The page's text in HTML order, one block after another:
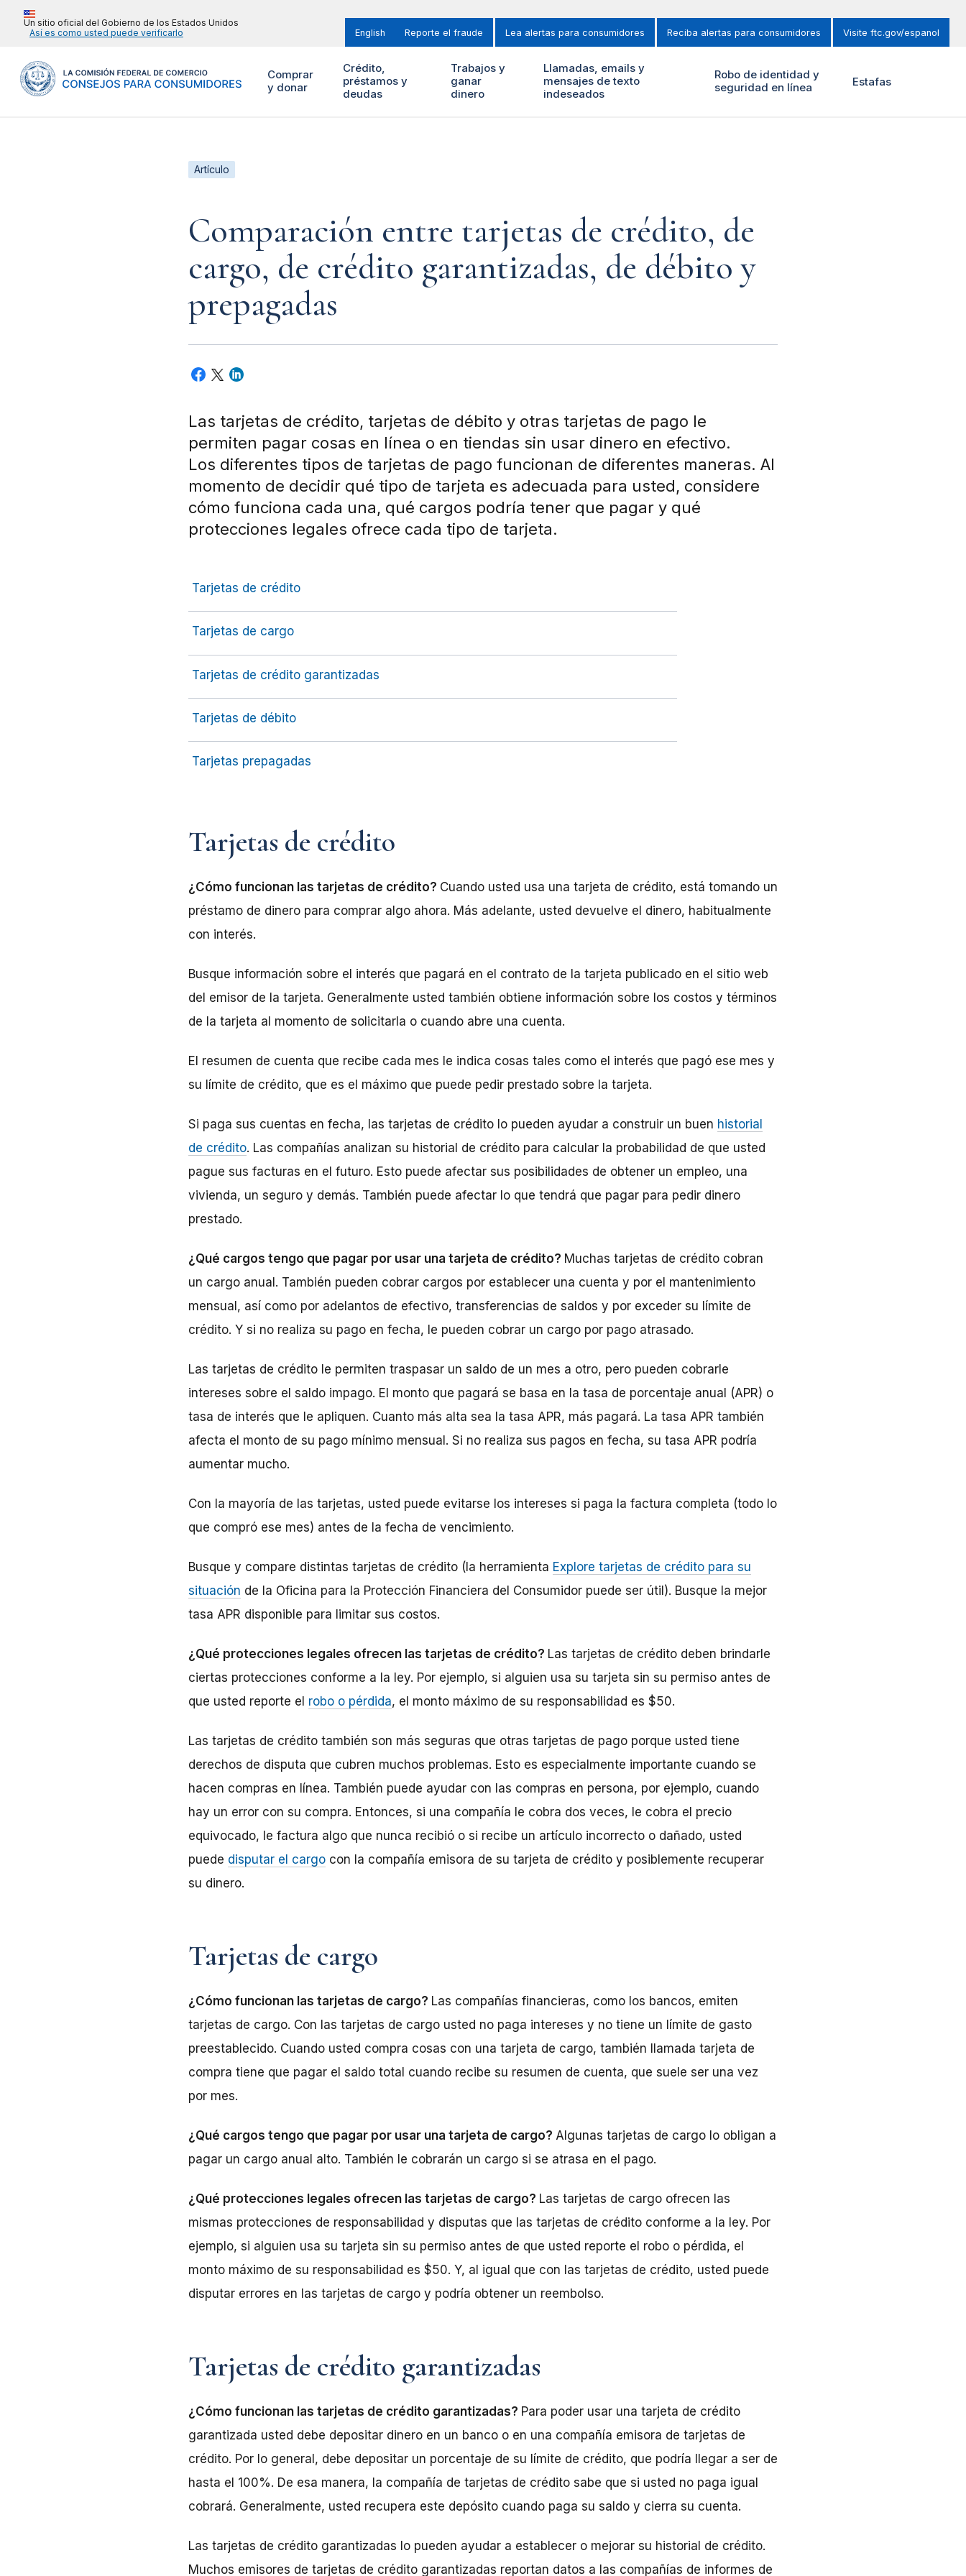
Un sitio oficial del Gobierno de los Estados Unidos
Así es como usted puede verificarlo
English Reporte el fraude Lea alertas para consumidores Reciba alertas para consumidores Visite ftc.gov/espanol
Comprar
y donar
Crédito,
préstamos y
deudas
Trabajos y
ganar
dinero
Llamadas, emails y
mensajes de texto
indeseados
Robo de identidad y
seguridad en línea
Estafas
Artículo
Comparación entre tarjetas de crédito, de
cargo, de crédito garantizadas, de débito y
prepagadas
Las tarjetas de crédito, tarjetas de débito y otras tarjetas de pago le
permiten pagar cosas en línea o en tiendas sin usar dinero en efectivo.
Los diferentes tipos de tarjetas de pago funcionan de diferentes maneras. Al
momento de decidir qué tipo de tarjeta es adecuada para usted, considere
cómo funciona cada una, qué cargos podría tener que pagar y qué
protecciones legales ofrece cada tipo de tarjeta.
Tarjetas de crédito
Tarjetas de cargo
Tarjetas de crédito garantizadas
Tarjetas de débito
Tarjetas prepagadas
Tarjetas de crédito
¿Cómo funcionan las tarjetas de crédito? Cuando usted usa una tarjeta de crédito, está tomando un
préstamo de dinero para comprar algo ahora. Más adelante, usted devuelve el dinero, habitualmente
con interés.
Busque información sobre el interés que pagará en el contrato de la tarjeta publicado en el sitio web
del emisor de la tarjeta. Generalmente usted también obtiene información sobre los costos y términos
de la tarjeta al momento de solicitarla o cuando abre una cuenta.
El resumen de cuenta que recibe cada mes le indica cosas tales como el interés que pagó ese mes y
su límite de crédito, que es el máximo que puede pedir prestado sobre la tarjeta.
Si paga sus cuentas en fecha, las tarjetas de crédito lo pueden ayudar a construir un buen historial
de crédito. Las compañías analizan su historial de crédito para calcular la probabilidad de que usted
pague sus facturas en el futuro. Esto puede afectar sus posibilidades de obtener un empleo, una
vivienda, un seguro y demás. También puede afectar lo que tendrá que pagar para pedir dinero
prestado.
¿Qué cargos tengo que pagar por usar una tarjeta de crédito? Muchas tarjetas de crédito cobran
un cargo anual. También pueden cobrar cargos por establecer una cuenta y por el mantenimiento
mensual, así como por adelantos de efectivo, transferencias de saldos y por exceder su límite de
crédito. Y si no realiza su pago en fecha, le pueden cobrar un cargo por pago atrasado.
Las tarjetas de crédito le permiten traspasar un saldo de un mes a otro, pero pueden cobrarle
intereses sobre el saldo impago. El monto que pagará se basa en la tasa de porcentaje anual (APR) o
tasa de interés que le apliquen. Cuanto más alta sea la tasa APR, más pagará. La tasa APR también
afecta el monto de su pago mínimo mensual. Si no realiza sus pagos en fecha, su tasa APR podría
aumentar mucho.
Con la mayoría de las tarjetas, usted puede evitarse los intereses si paga la factura completa (todo lo
que compró ese mes) antes de la fecha de vencimiento.
Busque y compare distintas tarjetas de crédito (la herramienta Explore tarjetas de crédito para su
situación de la Oficina para la Protección Financiera del Consumidor puede ser útil). Busque la mejor
tasa APR disponible para limitar sus costos.
¿Qué protecciones legales ofrecen las tarjetas de crédito? Las tarjetas de crédito deben brindarle
ciertas protecciones conforme a la ley. Por ejemplo, si alguien usa su tarjeta sin su permiso antes de
que usted reporte el robo o pérdida, el monto máximo de su responsabilidad es $50.
Las tarjetas de crédito también son más seguras que otras tarjetas de pago porque usted tiene
derechos de disputa que cubren muchos problemas. Esto es especialmente importante cuando se
hacen compras en línea. También puede ayudar con las compras en persona, por ejemplo, cuando
hay un error con su compra. Entonces, si una compañía le cobra dos veces, le cobra el precio
equivocado, le factura algo que nunca recibió o si recibe un artículo incorrecto o dañado, usted
puede disputar el cargo con la compañía emisora de su tarjeta de crédito y posiblemente recuperar
su dinero.
Tarjetas de cargo
¿Cómo funcionan las tarjetas de cargo? Las compañías financieras, como los bancos, emiten
tarjetas de cargo. Con las tarjetas de cargo usted no paga intereses y no tiene un límite de gasto
preestablecido. Cuando usted compra cosas con una tarjeta de cargo, también llamada tarjeta de
compra tiene que pagar el saldo total cuando recibe su resumen de cuenta, que suele ser una vez
por mes.
¿Qué cargos tengo que pagar por usar una tarjeta de cargo? Algunas tarjetas de cargo lo obligan a
pagar un cargo anual alto. También le cobrarán un cargo si se atrasa en el pago.
¿Qué protecciones legales ofrecen las tarjetas de cargo? Las tarjetas de cargo ofrecen las
mismas protecciones de responsabilidad y disputas que las tarjetas de crédito conforme a la ley. Por
ejemplo, si alguien usa su tarjeta sin su permiso antes de que usted reporte el robo o pérdida, el
monto máximo de su responsabilidad es $50. Y, al igual que con las tarjetas de crédito, usted puede
disputar errores en las tarjetas de cargo y podría obtener un reembolso.
Tarjetas de crédito garantizadas
¿Cómo funcionan las tarjetas de crédito garantizadas? Para poder usar una tarjeta de crédito
garantizada usted debe depositar dinero en un banco o en una compañía emisora de tarjetas de
crédito. Por lo general, debe depositar un porcentaje de su límite de crédito, que podría llegar a ser de
hasta el 100%. De esa manera, la compañía de tarjetas de crédito sabe que si usted no paga igual
cobrará. Generalmente, usted recupera este depósito cuando paga su saldo y cierra su cuenta.
Las tarjetas de crédito garantizadas lo pueden ayudar a establecer o mejorar su historial de crédito.
Muchos emisores de tarjetas de crédito garantizadas reportan datos a las compañías de informes de